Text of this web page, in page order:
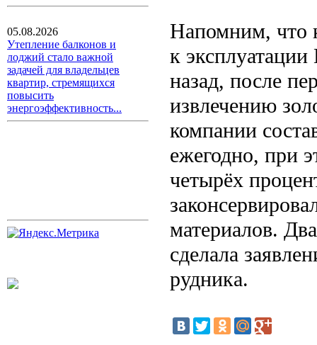
05.08.2026
Утепление балконов и
лоджий стало важной
задачей для владельцев
квартир, стремящихся
повысить
энергоэффективность...
Напомним, что
к
назад, после
извлечению
компании
ежегодно, при
четырёх
материалов.
сделала
рудника.